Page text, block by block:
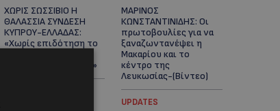
ΧΩΡΙΣ ΣΩΣΣΙΒΙΟ Η
ΘΑΛΑΣΣΙΑ ΣΥΝΔΕΣΗ
ΚΥΠΡΟΥ-ΕΛΛΑΔΑΣ:
«Χωρίς επιδότηση το
ξανασηκώσει άγκυρα»
ΜΑΡΙΝΟΣ
ΚΩΝΣΤΑΝΤΙΝΙΔΗΣ: Οι
πρωτοβουλίες για να
ξαναζωντανέψει η
Μακαρίου και το
κέντρο της
Λευκωσίας-(Βίντεο)
UPDATES